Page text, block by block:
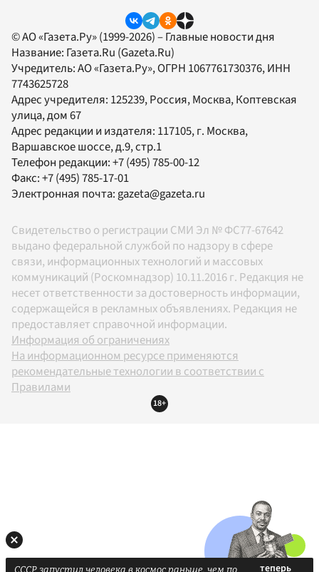
© АО «Газета.Ру» (1999-2026) – Главные новости дня
Название: Газета.Ru (Gazeta.Ru)
Учредитель:АО «Газета.Ру», ОГРН 1067761730376, ИНН
7743625728
Адрес учредителя: 125239, Россия, Москва, Коптевская
улица, дом 67
Адрес редакции и издателя: 117105, г. Москва,
Варшавское шоссе, д.9, стр.1
Телефон редакции:+7 (495) 785-00-12
Факс:+7 (495) 785-17-01
Электронная почта:gazeta@gazeta.ru
Свидетельство о регистрации СМИ Эл № ФС77-67642
выдано федеральной службой по надзору в сфере
связи, информационных технологий и массовых
коммуникаций (Роскомнадзор) 10.11.2016 г. Редакция не
несет ответственности за достоверность информации,
содержащейся в рекламных объявлениях. Редакция не
предоставляет справочной информации.
Информация об ограничениях
На информационном ресурсе применяются
рекомендательные технологии в соответствии с
Правилами
18+
СССР запустил человека в космос раньше, чем по